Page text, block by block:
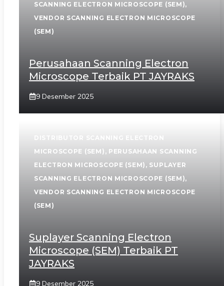
SCANNING ELECTRON MICROSCOPE (SEM),
VENDOR SCANNING ELECTRON MICROSCOPE
(SEM)
Perusahaan Scanning Electron
Microscope Terbaik PT JAYRAKS
9 Desember 2025
MICROSCOPE (SEM) , PERUSAHAAN SCANNING
ELECTRON MICROSCOPE (SEM) , SUPLAYER
SCANNING ELECTRON MICROSCOPE (SEM),
VENDOR SCANNING ELECTRON MICROSCOPE
(SEM)
Suplayer Scanning Electron
Microscope (SEM) Terbaik PT
JAYRAKS
9 Desember 2025